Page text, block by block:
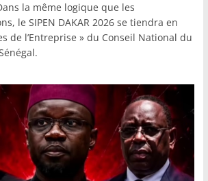
la même logique que les
le SIPEN DAKAR 2026 se tiendra en
de l’Entreprise » du Conseil National du